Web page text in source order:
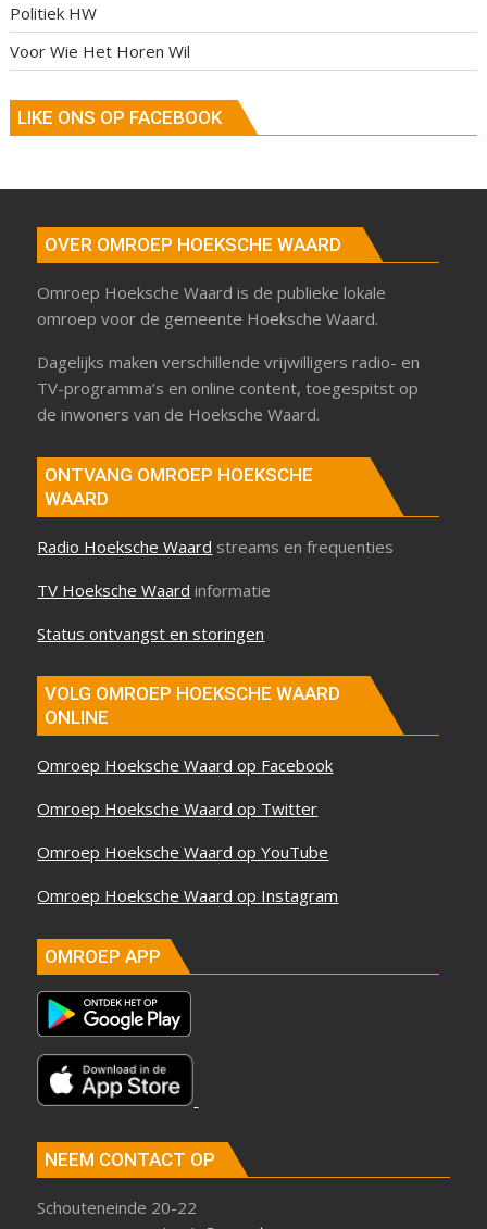
Politiek HW
Voor Wie Het Horen Wil
LIKE ONS OP FACEBOOK
OVER OMROEP HOEKSCHE WAARD
Omroep Hoeksche Waard is de publieke lokale
omroep voor de gemeente Hoeksche Waard.
Dagelijks maken verschillende vrijwilligers radio- en
TV-programma’s en online content, toegespitst op
de inwoners van de Hoeksche Waard.
ONTVANG OMROEP HOEKSCHE
WAARD
Radio Hoeksche Waard streams en frequenties
TV Hoeksche Waard informatie
Status ontvangst en storingen
VOLG OMROEP HOEKSCHE WAARD
ONLINE
Omroep Hoeksche Waard op Facebook
Omroep Hoeksche Waard op Twitter
Omroep Hoeksche Waard op YouTube
Omroep Hoeksche Waard op Instagram
OMROEP APP
NEEM CONTACT OP
Schouteneinde 20-22